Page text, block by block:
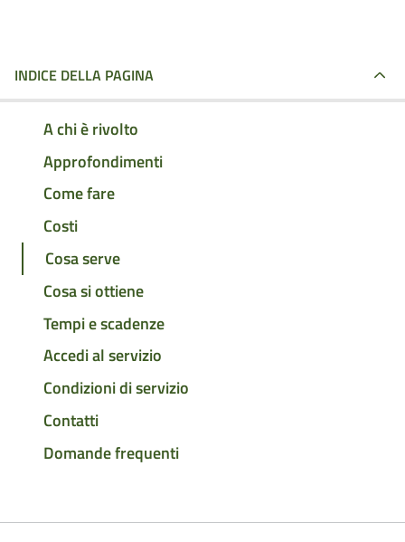
INDICE DELLA PAGINA
A chi è rivolto
Approfondimenti
Come fare
Costi
Cosa serve
Cosa si ottiene
Tempi e scadenze
Accedi al servizio
Condizioni di servizio
Contatti
Domande frequenti